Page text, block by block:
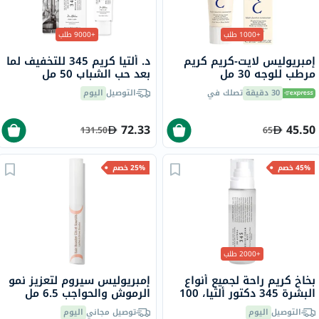
+1000 طلب
إمبريوليس لايت-كريم كريم
مرطب للوجه 30 مل
30 دقيقة تصلك في
45.50
65
+9000 طلب
د. ألتيا كريم 345 للتخفيف لما
بعد حب الشباب 50 مل
التوصيل اليوم
72.33
131.50
45% خصم
+2000 طلب
بخاخ كريم راحة لجميع أنواع
البشرة 345 دكتور ألثيا، 100
ملالتوصيل اليوم
25% خصم
إمبريوليس سيروم لتعزيز نمو
الرموش والحواجب 6.5 مل
توصيل مجاني اليوم